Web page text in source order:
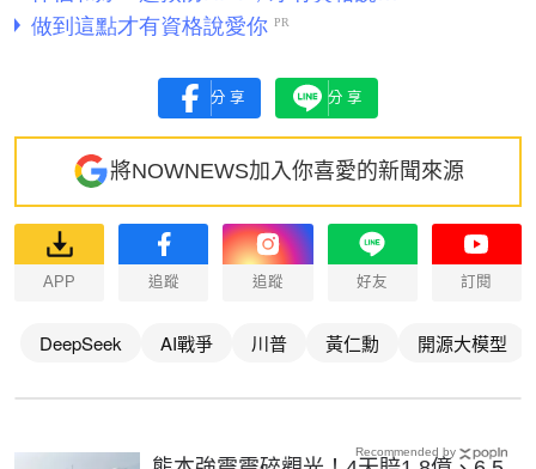
分享 分享
將NOWNEWS加入你喜愛的新聞來源
APP 追蹤 追蹤 好友 訂閱
DeepSeek AI戰爭 川普 黃仁勳 開源大模型
Recommended by